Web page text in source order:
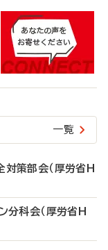
一覧
策部会（厚労省H
分科会（厚労省H